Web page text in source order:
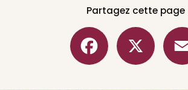
Partagez cette page
Facebook